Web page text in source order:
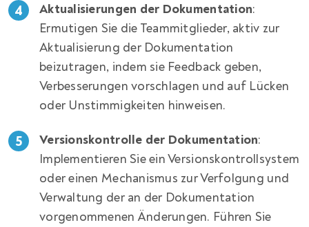
Aktualisierungen der Dokumentation:
Ermutigen Sie die Teammitglieder, aktiv zur
Aktualisierung der Dokumentation
beizutragen, indem sie Feedback geben,
Verbesserungen vorschlagen und auf Lücken
oder Unstimmigkeiten hinweisen.
Versionskontrolle der Dokumentation:
Implementieren Sie ein Versionskontrollsystem
oder einen Mechanismus zur Verfolgung und
Verwaltung der an der Dokumentation
vorgenommenen Änderungen. Führen Sie